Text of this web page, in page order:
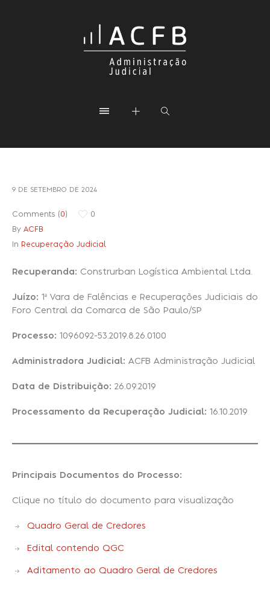
Recuperação Judicial
9 DE SETEMBRO DE 2024
Comments (0) 0
By ACFB
In Recuperação Judicial
Recuperanda: Construrban Logística Ambiental Ltda.
Juízo: 1ª Vara de Falências e Recuperações Judiciais do
Foro Central da Comarca de São Paulo/SP
Processo: 1096092-53.2019.8.26.0100
Administradora Judicial: ACFB Administração Judicial
Data de Distribuição: 26.09.2019
Processamento da Recuperação Judicial: 16.10.2019
Principais Documentos do Processo:
Clique no título do documento para visualização
Quadro Geral de Credores
Edital contendo QGC
Aditamento ao Quadro Geral de Credores